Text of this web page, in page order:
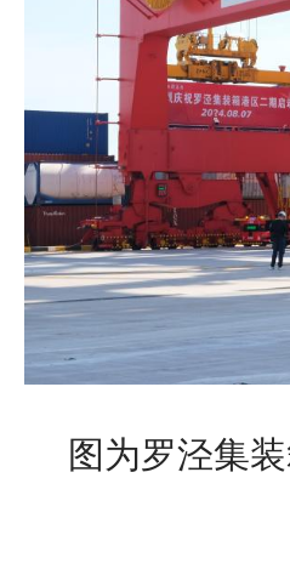
图为罗泾集